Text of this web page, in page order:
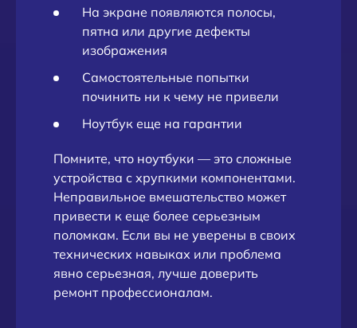
На экране появляются полосы,
пятна или другие дефекты
изображения
Самостоятельные попытки
починить ни к чему не привели
Ноутбук еще на гарантии
Помните, что ноутбуки — это сложные
устройства с хрупкими компонентами.
Неправильное вмешательство может
привести к еще более серьезным
поломкам. Если вы не уверены в своих
технических навыках или проблема
явно серьезная, лучше доверить
ремонт профессионалам.